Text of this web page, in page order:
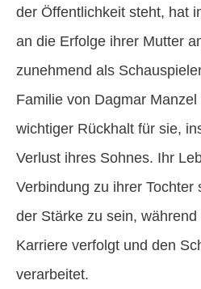
der Öffentlichkeit steht, hat
an die Erfolge ihrer Mutter
zunehmend als
Familie von Dagmar
wichtiger Rückhalt für sie,
Verlust ihres Sohnes. Ihr
Verbindung zu ihrer Tochter
der Stärke zu sein,
Karriere verfolgt und den
verarbeitet.